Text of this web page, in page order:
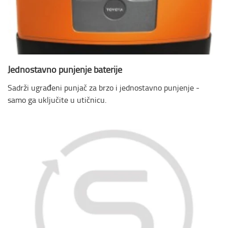
Jednostavno punjenje baterije
Sadrži ugrađeni punjač za brzo i jednostavno punjenje -
samo ga uključite u utičnicu.